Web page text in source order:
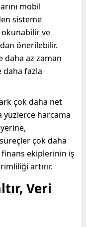
mobil
sisteme
ve
önerilebilir.
daha az zaman
daha fazla
çok daha net
yüzlerce harcama
çok daha
finans ekiplerinin iş
artırır.
Veri